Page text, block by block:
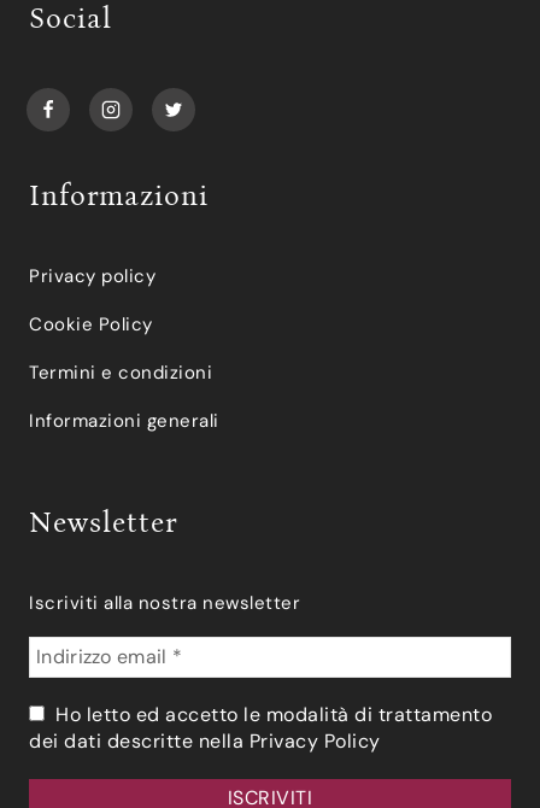
Social
Informazioni
Privacy policy
Cookie Policy
Termini e condizioni
Informazioni generali
Newsletter
Iscriviti alla nostra newsletter
Ho letto ed accetto le modalità di trattamento
dei dati descritte nella Privacy Policy